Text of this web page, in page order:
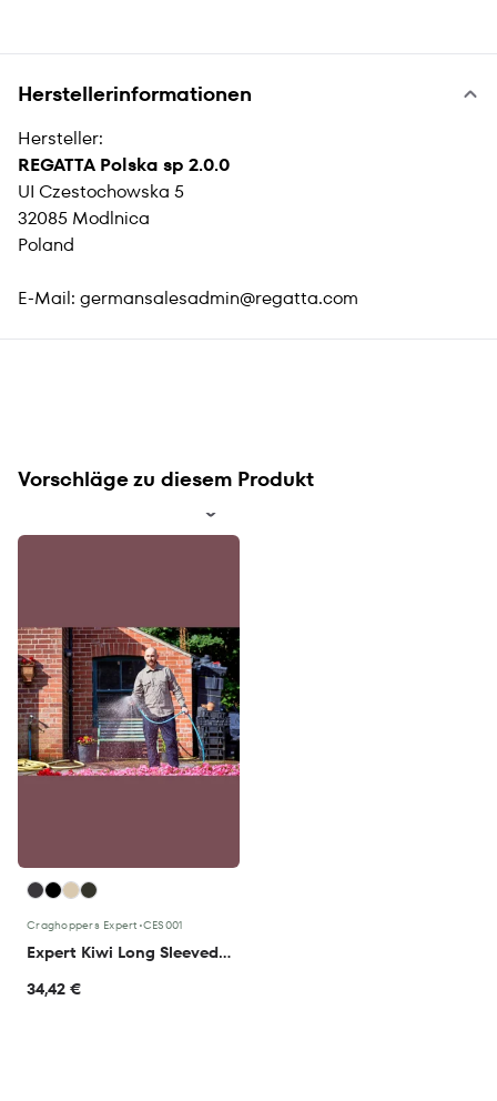
Herstellerinformationen
Hersteller:
REGATTA Polska sp 2.0.0
UI Czestochowska 5
32085 Modlnica
Poland
E-Mail: germansalesadmin@regatta.com
Vorschläge zu diesem Produkt
Craghoppers Expert •CES001
Expert Kiwi Long Sleeved Shirt
34,42 €